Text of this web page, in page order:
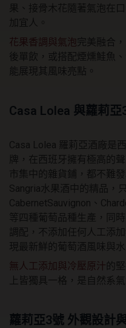
果、接骨木花隨著氣泡在
加宜人。
花果香調與氣泡完美融合
後單飲，或搭配煙燻鮭魚
能展現其風味亮點。
Casa Lolea 與蘿莉亞
Casa Lolea 羅莉亞酒廠是
牌，在西班牙擁有極高的
市集中的雜貨鋪，都不難
Sangria水果酒中的精品，
CabernetSauvignon、
等四種葡萄品種生產，同
調配，不添加任何人工添
現最新鮮的葡萄酒風味與水
無人工添加與冷壓原汁的
上皆獨具一格，是自然系
蘿莉亞3號 外觀設計